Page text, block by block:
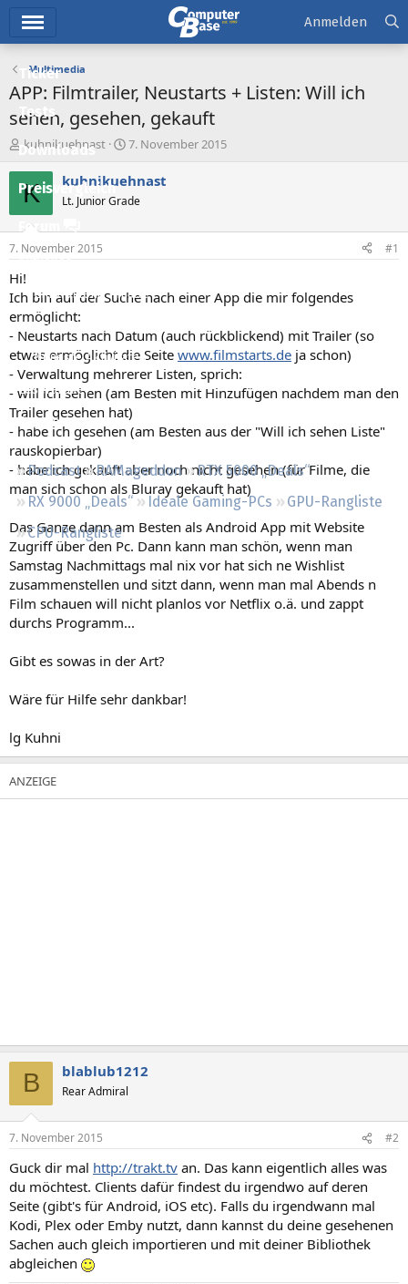
Ticker
Tests
Downloads
Preisvergleich
Forum
Aktuelles
Empfohlene Inhalte
Neue Beiträge
Neueste Aktivitäten
Leserartikel
Regeln
Podcast RAMageddon
RTX 5000 „Deals“
RX 9000 „Deals“
Ideale Gaming-PCs
GPU-Rangliste
CPU-Rangliste
Anmelden
Multimedia
APP: Filmtrailer, Neustarts + Listen: Will ich
sehen, gesehen, gekauft
E
r
s
t
l
e
r
kuhnikuehnast
E
s
e
t
m
7. November 2015
K kuhnikuehnast
Lt. Junior Grade
7. November 2015 #1
Hi!
Ich bin auf der Suche nach einer App die mir folgendes
ermöglicht:
- Neustarts nach Datum (auch rückblickend) mit Trailer (so
etwas ermöglicht die Seite www.filmstarts.de ja schon)
- Verwaltung mehrerer Listen, sprich:
- will ich sehen (am Besten mit Hinzufügen nachdem man den
Trailer gesehen hat)
- habe ich gesehen (am Besten aus der "Will ich sehen Liste"
rauskopierbar)
- habe ich gekauft aber noch nicht gesehen (für Filme, die
man sich schon als Bluray gekauft hat)
Das Ganze dann am Besten als Android App mit Website
Zugriff über den Pc. Dann kann man schön, wenn man
Samstag Nachmittags mal nix vor hat sich ne Wishlist
zusammenstellen und sitzt dann, wenn man mal Abends n
Film schauen will nicht planlos vor Netflix o.ä. und zappt
durchs Programm...
Gibt es sowas in der Art?
Wäre für Hilfe sehr dankbar!
lg Kuhni
B blablub1212
Rear Admiral
7. November 2015 #2
Guck dir mal http://trakt.tv an. Das kann eigentlich alles was
du möchtest. Clients dafür findest du irgendwo auf deren
Seite (gibt's für Android, iOS etc). Falls du irgendwann mal
Kodi, Plex oder Emby nutzt, dann kannst du deine gesehenen
Sachen auch gleich importieren und mit deiner Bibliothek
abgleichen